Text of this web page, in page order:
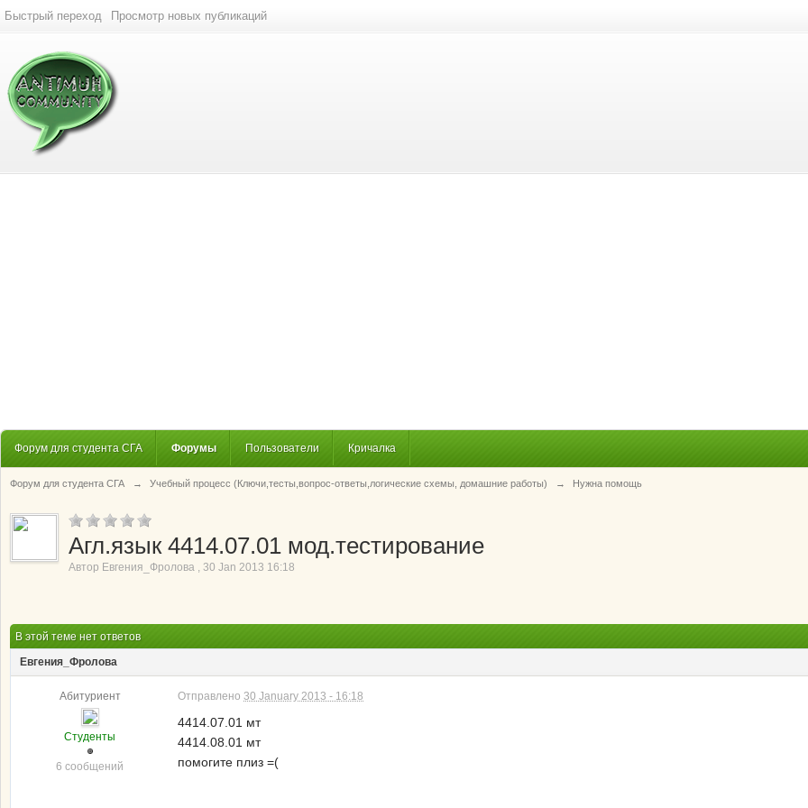
Быстрый переход Просмотр новых публикаций
Форум для студента СГА Форумы Пользователи Кричалка
Форум для студента СГА → Учебный процесс (Ключи,тесты,вопрос-ответы,логические схемы, домашние работы) → Нужна помощь
Агл.язык 4414.07.01 мод.тестирование
Автор Евгения_Фролова , 30 Jan 2013 16:18
В этой теме нет ответов
Евгения_Фролова
Абитуриент
Студенты
6 сообщений
Отправлено 30 January 2013 - 16:18
4414.07.01 мт
4414.08.01 мт
помогите плиз =(